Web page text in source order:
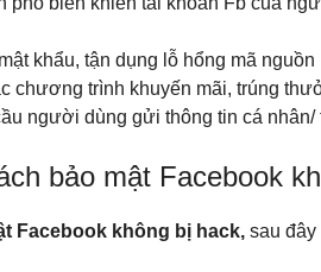
khẩu, tận dụng lỗ hổng mã
chương trình khuyến mãi, trúng
người dùng gửi thông tin cá nhân/
bảo mật Facebook
Facebook không bị hack, sau đây